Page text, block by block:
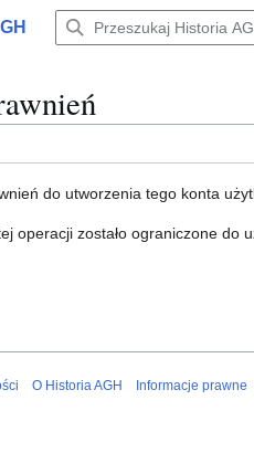
do utworzenia tego konta
operacji zostało ograniczone do
O Historia AGH Informacje prawne